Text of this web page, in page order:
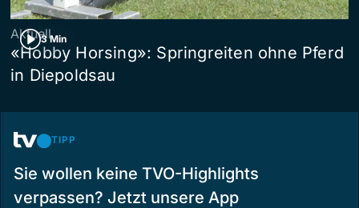
3 Min
Aktuell
«Hobby Horsing»: Springreiten ohne Pferd
in Diepoldsau
TIPP
Sie wollen keine TVO-Highlights
verpassen? Jetzt unsere App